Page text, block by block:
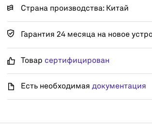
Страна производства: Китай
Гарантия 24 месяца на новое
Товар сертифицирован
Есть необходимая документация